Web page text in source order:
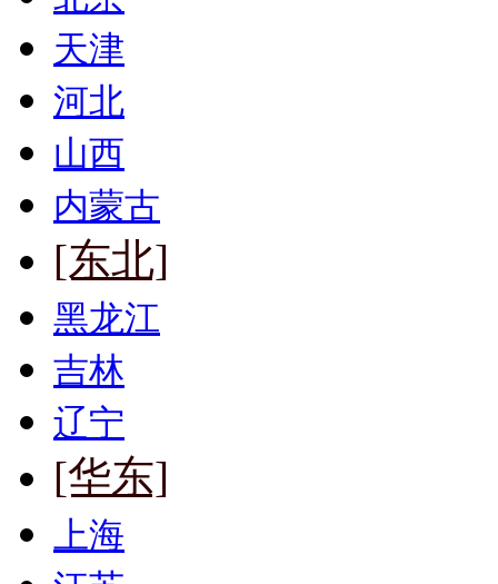
天津
河北
山西
内蒙古
[东北]
黑龙江
吉林
辽宁
[华东]
上海